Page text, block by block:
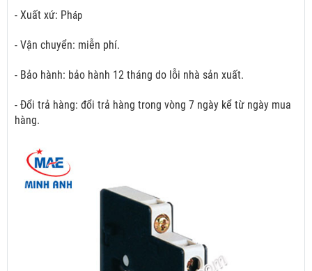
- Xuất xứ: Pháp
- Vận chuyển: miễn phí.
- Bảo hành: bảo hành 12 tháng do lỗi nhà sản xuất.
- Đổi trả hàng: đổi trả hàng trong vòng 7 ngày kể từ ngày mua
hàng.